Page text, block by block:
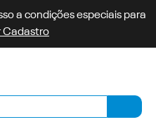
a condições especiais para
Cadastro